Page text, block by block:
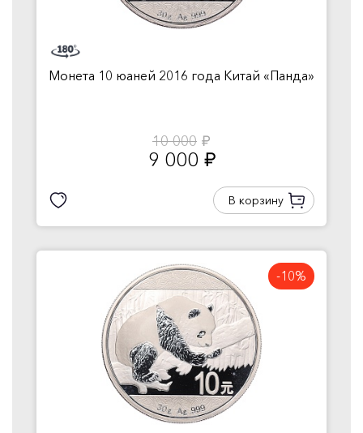
Монета 10 юаней 2016 года Китай «Панда»
10 000 руб.
9 000 руб.
В корзину
-10%